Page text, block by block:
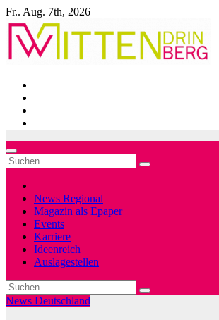
Zum
Inhalt
springen
Fr.. Aug. 7th, 2026
News Regional
Magazin als Epaper
Events
Karriere
Ideenreich
Auslagestellen
News Deutschland